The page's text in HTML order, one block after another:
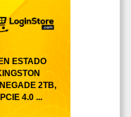
ESTADO
2TB,
4.0 ...